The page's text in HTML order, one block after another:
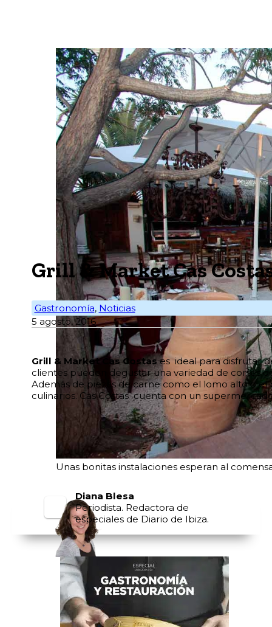
Unas bonitas instalaciones esperan al
Grill & Market Cas
Gastronomía, Noticias
5 agosto, 2016
Grill & Market Cas Costases ideal para disfrutar
clientes pueden degustar una variedad de cortes
Además de piezas de carne como el lomo alto o el
culinarios. Cas Costas cuenta con un
Diana Blesa
Periodista. Redactora de
especiales de Diario de Ibiza.